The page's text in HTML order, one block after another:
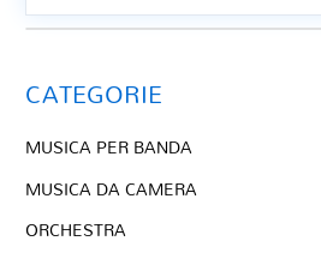
CATEGORIE
MUSICA PER BANDA
MUSICA DA CAMERA
ORCHESTRA